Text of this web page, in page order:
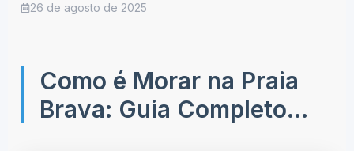
26 de agosto de 2025
Como é Morar na Praia
Brava: Guia Completo